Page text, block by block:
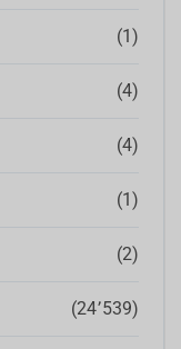
(1)
(4)
(4)
(1)
(2)
(24٬539)